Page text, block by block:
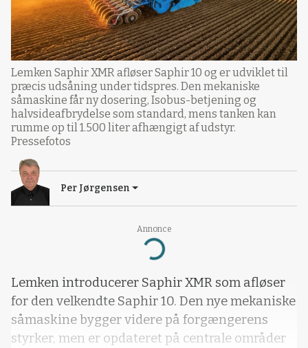
Annonce
Loading...
Lemken Saphir XMR afløser Saphir 10 og er udviklet til
præcis udsåning under tidspres. Den mekaniske
såmaskine får ny dosering, Isobus-betjening og
halvsideafbrydelse som standard, mens tanken kan
rumme op til 1.500 liter afhængigt af udstyr.
Pressefotos
Per Jørgensen
Lemken introducerer Saphir XMR som afløser
for den velkendte Saphir 10. Den nye mekaniske
såmaskine bygger videre på forgængerens
styrker, men er opdateret på centrale områder